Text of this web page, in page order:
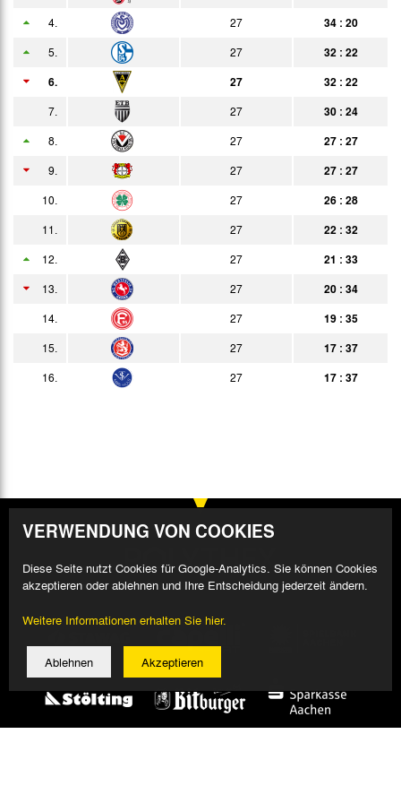
12.05.
Bericht
18.05.
Bericht
29.05.
Bericht
31.05.
Bericht
05.06.
Bericht
16.06.
Bericht
4.
27
34 : 20
5.
27
32 : 22
6.
27
32 : 22
7.
27
30 : 24
8.
27
27 : 27
9.
27
27 : 27
10.
27
26 : 28
11.
27
22 : 32
12.
27
21 : 33
13.
27
20 : 34
14.
27
19 : 35
15.
27
17 : 37
16.
27 17 : 37
VERWENDUNG VON COOKIES
Diese Seite nutzt Cookies für Google-Analytics. Sie können Cookies
akzeptieren oder ablehnen und Ihre Entscheidung jederzeit ändern.
Weitere Informationen erhalten Sie hier.
Ablehnen Akzeptieren